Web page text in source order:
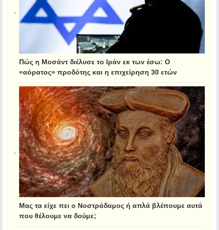
Πώς η Μοσάντ διέλυσε το Ιράν εκ των έσω: Ο
«αόρατος» προδότης και η επιχείρηση 30 ετών
Μας τα είχε πει ο Νοστράδαμος ή απλά βλέπουμε αυτά
που θέλουμε να δούμε;